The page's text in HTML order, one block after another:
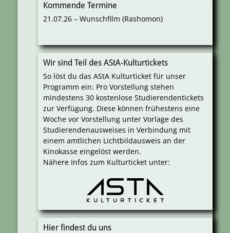
Kommende Termine
21.07.26 – Wunschfilm (Rashomon)
Wir sind Teil des AStA-Kulturtickets
So löst du das AStA Kulturticket für unser
Programm ein: Pro Vorstellung stehen
mindestens 30 kostenlose Studierendentickets
zur Verfügung. Diese können frühestens eine
Woche vor Vorstellung unter Vorlage des
Studierendenausweises in Verbindung mit
einem amtlichen Lichtbildausweis an der
Kinokasse eingelöst werden.
Nähere Infos zum Kulturticket unter:
Hier findest du uns